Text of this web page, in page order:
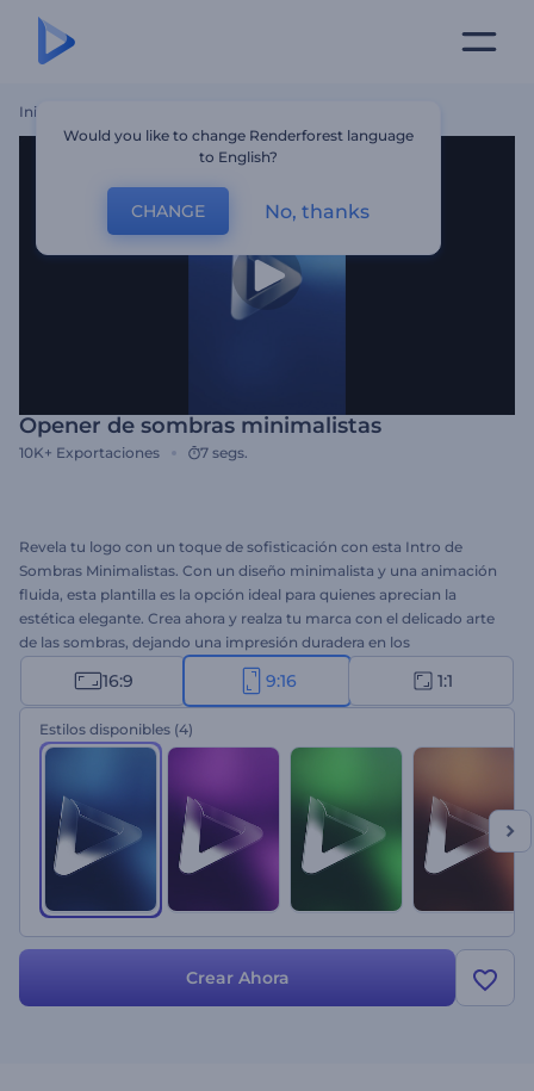
Inicio
Opener de sombras minimalistas
10K+ Exportaciones 7 segs.
Revela tu logo con un toque de sofisticación con esta Intro de
Sombras Minimalistas. Con un diseño minimalista y una animación
fluida, esta plantilla es la opción ideal para quienes aprecian la
estética elegante. Crea ahora y realza tu marca con el delicado arte
de las sombras, dejando una impresión duradera en los
espectadores. Inserta tu logo, escribe tu eslogan, elige música de
fondo y disfruta de tu
animación de logo
de alta calidad en
minutos. Perfecta para promociones de empresa, presentaciones
de productos, intros de presentaciones, intros o outros de canales y
16:9 9:16 1:1
Estilos disponibles (4)
Crear Ahora
Would you like to change Renderforest language
to English?
CHANGE No, thanks